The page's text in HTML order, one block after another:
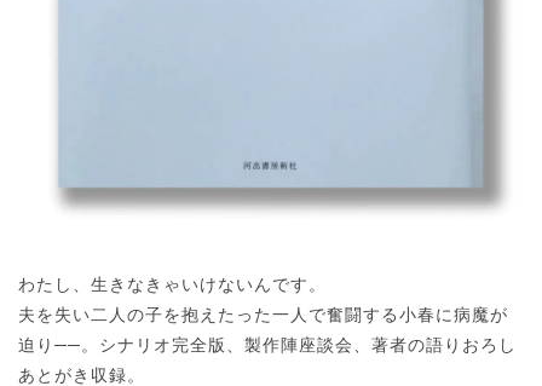
わたし、生きなきゃいけないんです。
夫を失い二人の子を抱えたった一人で奮闘する小春に病魔が
迫り──。シナリオ完全版、製作陣座談会、著者の語りおろし
あとがき収録。